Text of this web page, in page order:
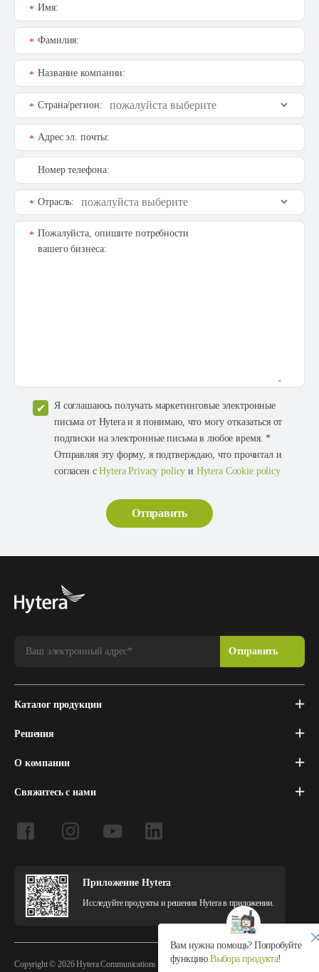
Имя:
*
Фамилия:
*
Название компании:
*
Страна/регион:
*
Адрес эл. почты:
*
Номер телефона:
Отрасль:
*
Пожалуйста, опишите потребности
вашего бизнеса:
*
Я соглашаюсь получать маркетинговые электронные
письма от Hytera и я понимаю, что могу отказаться от
подписки на электронные письма в любое время. *
Отправляя эту форму, я подтверждаю, что прочитал и
согласен сHytera Privacy policy и Hytera Cookie policy
Каталог продукции
Решения
О компании
Свяжитесь с нами
Приложение Hytera
Исследуйте продукты и решения Hytera в приложении.
Copyright © 2026 Hytera Communications Corporation Limited All Rights Reserved
Вам нужна помощь? Попробуйте
функциюВыбора продукта!